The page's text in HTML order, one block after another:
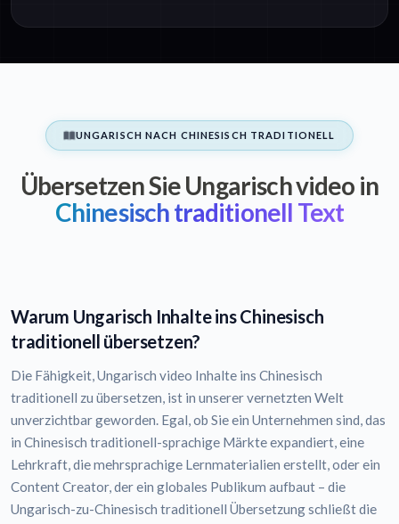
UNGARISCH NACH CHINESISCH TRADITIONELL
Übersetzen Sie Ungarisch video in
Chinesisch traditionell Text
Warum Ungarisch Inhalte ins Chinesisch
traditionell übersetzen?
Die Fähigkeit, Ungarisch video Inhalte ins Chinesisch
traditionell zu übersetzen, ist in unserer vernetzten Welt
unverzichtbar geworden. Egal, ob Sie ein Unternehmen sind, das
in Chinesisch traditionell-sprachige Märkte expandiert, eine
Lehrkraft, die mehrsprachige Lernmaterialien erstellt, oder ein
Content Creator, der ein globales Publikum aufbaut – die
Ungarisch-zu-Chinesisch traditionell Übersetzung schließt die